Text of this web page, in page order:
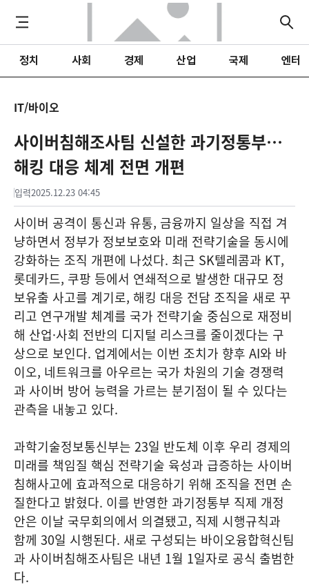
정치 사회 경제 산업 국제 엔터
IT/바이오
사이버침해조사팀 신설한 과기정통부…
해킹 대응 체계 전면 개편
입력2025.12.23 04:45
사이버 공격이 통신과 유통, 금융까지 일상을 직접 겨
냥하면서 정부가 정보보호와 미래 전략기술을 동시에
강화하는 조직 개편에 나섰다. 최근 SK텔레콤과 KT,
롯데카드, 쿠팡 등에서 연쇄적으로 발생한 대규모 정
보유출 사고를 계기로, 해킹 대응 전담 조직을 새로 꾸
리고 연구개발 체계를 국가 전략기술 중심으로 재정비
해 산업·사회 전반의 디지털 리스크를 줄이겠다는 구
상으로 보인다. 업계에서는 이번 조치가 향후 AI와 바
이오, 네트워크를 아우르는 국가 차원의 기술 경쟁력
과 사이버 방어 능력을 가르는 분기점이 될 수 있다는
관측을 내놓고 있다.
과학기술정보통신부는 23일 반도체 이후 우리 경제의
미래를 책임질 핵심 전략기술 육성과 급증하는 사이버
침해사고에 효과적으로 대응하기 위해 조직을 전면 손
질한다고 밝혔다. 이를 반영한 과기정통부 직제 개정
안은 이날 국무회의에서 의결됐고, 직제 시행규칙과
함께 30일 시행된다. 새로 구성되는 바이오융합혁신팀
과 사이버침해조사팀은 내년 1월 1일자로 공식 출범한
다.